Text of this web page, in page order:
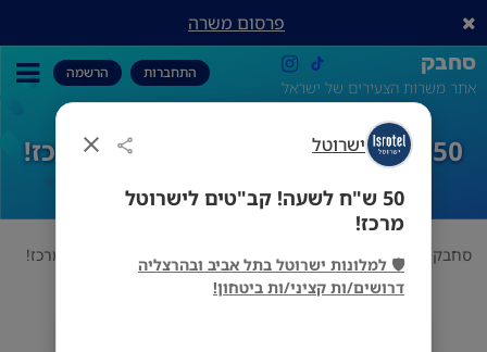
ישרוטל
50 ש"ח לשעה! קב"טים לישרוטל
מרכז!
🛡️ למלונות ישרוטל בתל אביב ובהרצליה
דרושים/ות קציני/ות ביטחון!
פרסום משרה
סחבק
אתר משרות הצעירים של ישראל
התחברות הרשמה
50 ש"ח לשעה! קב"טים לישרוטל מרכז!
סחבק מלונאות 50 ש"ח לשעה! קב"טים לישרוטל מרכז!